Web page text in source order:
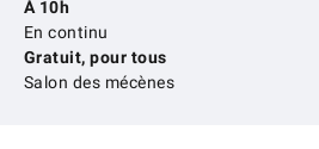
À 10h
En continu
Gratuit, pour tous
Salon des mécènes